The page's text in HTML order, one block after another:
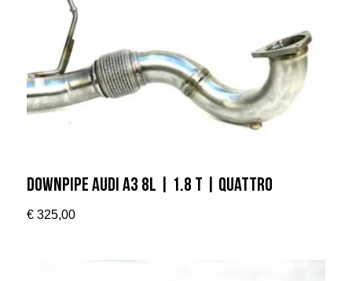
Downpipe Audi A3 8L | 1.8 T | Quattro
€325,00